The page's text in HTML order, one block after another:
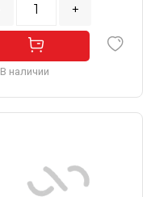
+
В наличии